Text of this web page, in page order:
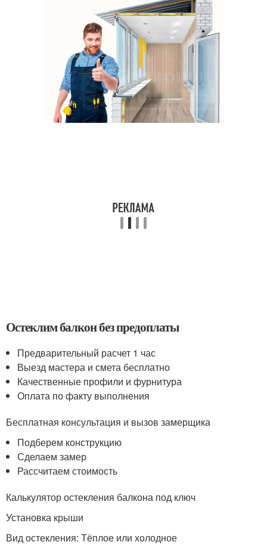
Остеклим балкон без предоплаты
Предварительный расчет 1 час
Выезд мастера и смета бесплатно
Качественные профили и фурнитура
Оплата по факту выполнения
Бесплатная консультация и вызов замерщика
Подберем конструкцию
Сделаем замер
Рассчитаем стоимость
Калькулятор остекления балкона под ключ
Установка крыши
Вид остекления: Тёплое или холодное